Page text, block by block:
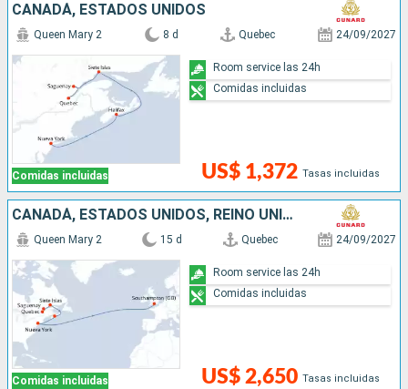
CANADÁ, ESTADOS UNIDOS
Comidas incluidas
Queen Mary 2 8 d Quebec 24/09/2027
US$ 1,372 Tasas incluidas
Room service las 24h
Comidas incluidas
CANADÁ, ESTADOS UNIDOS, REINO UNIDO
Comidas incluidas
Queen Mary 2 15 d Quebec 24/09/2027
US$ 2,650 Tasas incluidas
Room service las 24h
Comidas incluidas